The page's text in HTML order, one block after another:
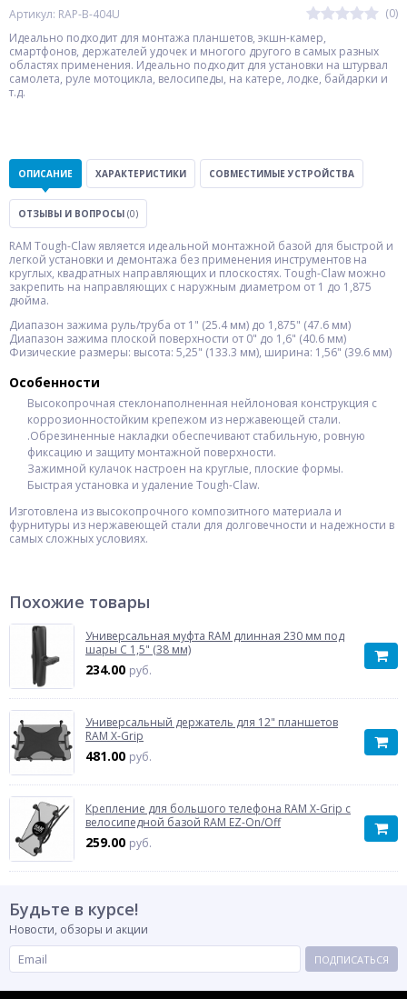
Артикул: RAP-B-404U
(0)
Идеально подходит для монтажа планшетов, экшн-камер,
смартфонов, держателей удочек и многого другого в самых разных
областях применения. Идеально подходит для установки на штурвал
самолета, руле мотоцикла, велосипеды, на катере, лодке, байдарки и
т.д.
ОПИСАНИЕ ХАРАКТЕРИСТИКИ СОВМЕСТИМЫЕ УСТРОЙСТВА
ОТЗЫВЫ И ВОПРОСЫ (0)
RAM Tough-Claw является идеальной монтажной базой для быстрой и
легкой установки и демонтажа без применения инструментов на
круглых, квадратных направляющих и плоскостях. Tough-Claw можно
закрепить на направляющих с наружным диаметром от 1 до 1,875
дюйма.
Диапазон зажима руль/труба от 1" (25.4 мм) до 1,875" (47.6 мм)
Диапазон зажима плоской поверхности от 0" до 1,6" (40.6 мм)
Физические размеры: высота: 5,25" (133.3 мм), ширина: 1,56" (39.6 мм)
Особенности
Высокопрочная стеклонаполненная нейлоновая конструкция с
коррозионностойким крепежом из нержавеющей стали.
.Обрезиненные накладки обеспечивают стабильную, ровную
фиксацию и защиту монтажной поверхности.
Зажимной кулачок настроен на круглые, плоские формы.
Быстрая установка и удаление Tough-Claw.
Изготовлена из высокопрочного композитного материала и
фурнитуры из нержавеющей стали для долговечности и надежности в
самых сложных условиях.
Похожие товары
Универсальная муфта RAM длинная 230 мм под
шары С 1,5" (38 мм)
234.00 руб.
Универсальный держатель для 12" планшетов
RAM X-Grip
481.00 руб.
Крепление для большого телефона RAM X-Grip с
велосипедной базой RAM EZ-On/Off
259.00 руб.
Будьте в курсе!
Новости, обзоры и акции
ПОДПИСАТЬСЯ